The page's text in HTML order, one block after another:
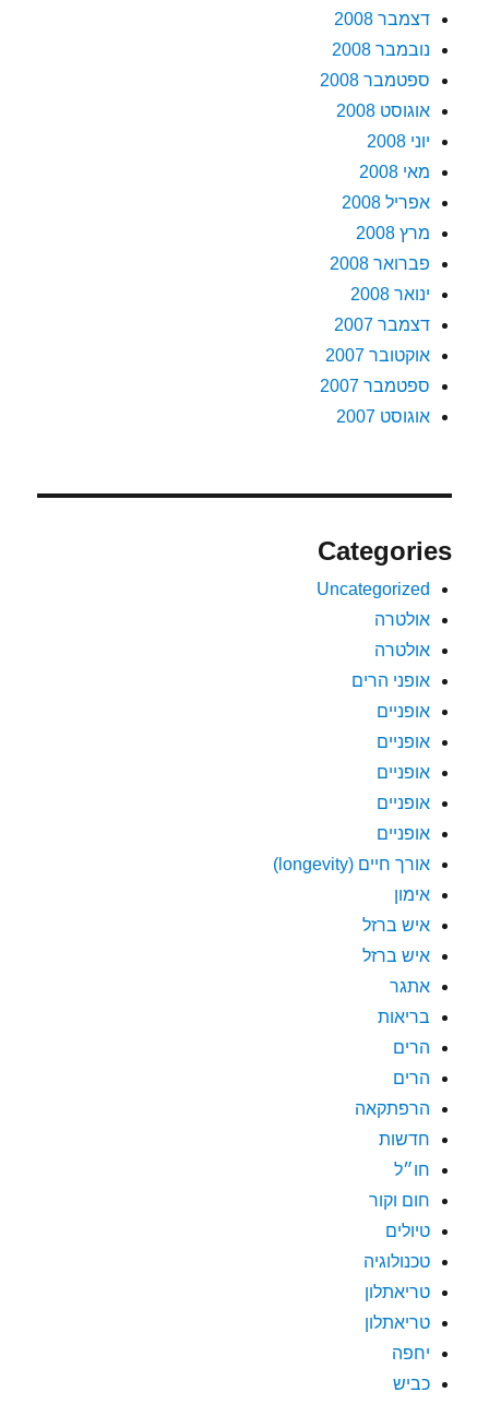
דצמבר 2008
נובמבר 2008
ספטמבר 2008
אוגוסט 2008
יוני 2008
מאי 2008
אפריל 2008
מרץ 2008
פברואר 2008
ינואר 2008
דצמבר 2007
אוקטובר 2007
ספטמבר 2007
אוגוסט 2007
Categories
Uncategorized
אולטרה
אולטרה
אופני הרים
אופניים
אופניים
אופניים
אופניים
אופניים
אורך חיים (longevity)
אימון
איש ברזל
איש ברזל
אתגר
בריאות
הרים
הרים
הרפתקאה
חדשות
חו״ל
חום וקור
טיולים
טכנולוגיה
טריאתלון
טריאתלון
יחפה
כביש